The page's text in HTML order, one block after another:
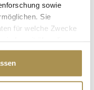
sowie
Sie
für welche Zwecke
auf das Privacy